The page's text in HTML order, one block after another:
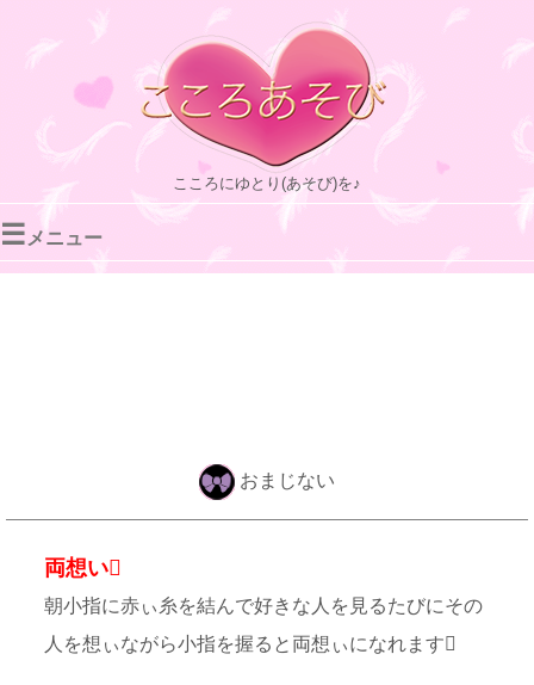
こころにゆとり(あそび)を♪
☰ メニュー
おまじない
両想い
朝小指に赤ぃ糸を結んで好きな人を見るたびにその
人を想ぃながら小指を握ると両想ぃになれます